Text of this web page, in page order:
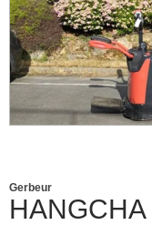
HANGCHA
Gerbeur